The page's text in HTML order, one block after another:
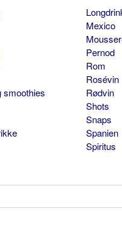
smoothies
Mexico
Pernod
Rom
Rosévin
Rødvin
Shots
Snaps
Spanien
Spiritus